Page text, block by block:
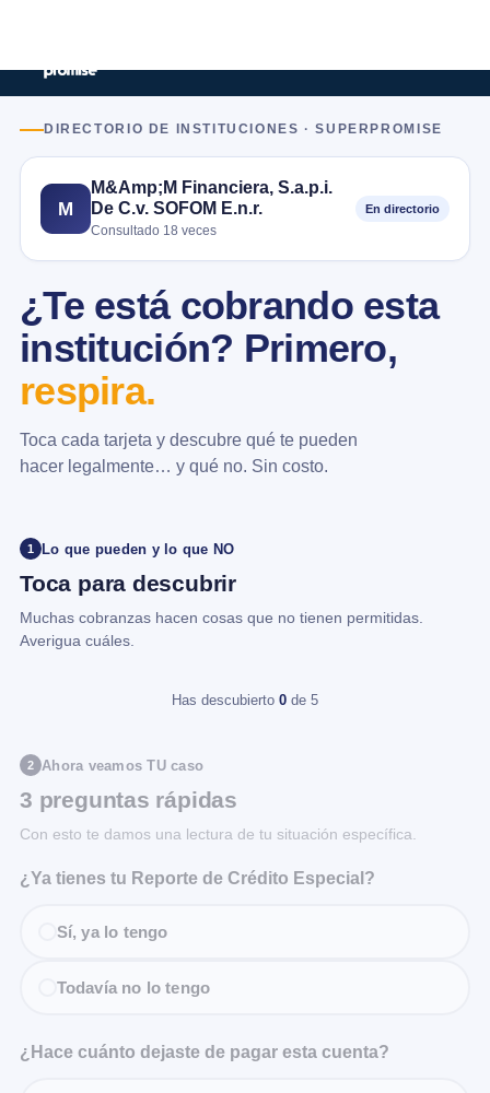
DIRECTORIO DE INSTITUCIONES · SUPERPROMISE
M
M&Amp;M Financiera, S.a.p.i.
De C.v. SOFOM E.n.r.
Consultado 18 veces
En directorio
¿Te está cobrando esta
institución? Primero,
respira.
Toca cada tarjeta y descubre qué te pueden
hacer legalmente… y qué no. Sin costo.
1 Lo que pueden y lo que NO
Toca para descubrir
Muchas cobranzas hacen cosas que no tienen permitidas.
Averigua cuáles.
Has descubierto 0 de 5
2 Ahora veamos TU caso
3 preguntas rápidas
Con esto te damos una lectura de tu situación específica.
¿Ya tienes tu Reporte de Crédito Especial?
Sí, ya lo tengo
Todavía no lo tengo
¿Hace cuánto dejaste de pagar esta cuenta?